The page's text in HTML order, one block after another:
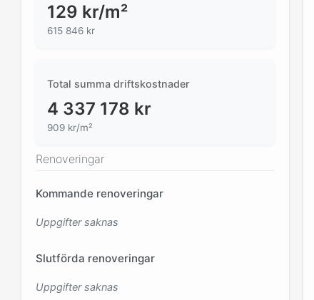
129 kr/m²
615 846 kr
Total summa driftskostnader
4 337 178 kr
909 kr/m²
Renoveringar
Kommande renoveringar
Uppgifter saknas
Slutförda renoveringar
Uppgifter saknas